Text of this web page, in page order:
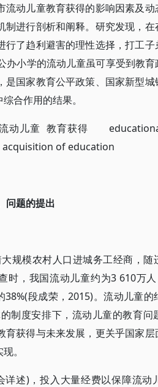
动儿童教育获得的影响因素及
进行剖析和阐释。研究发现，
了趋利避害的理性选择，打工
办小学的流动儿童虽可享受到教
国家教育公平政策、国家新型
合作用的结果。
流动儿童 教育获得
of education
问题的提出
规模农村人口进城务工经商，随
，我国流动儿童约为3 610万
段成荣，2015)。流动儿童的
制度安排下，流动儿童的教育问
获得与未来发展，更关乎国家
。
述)，投入大量经费以保障流动